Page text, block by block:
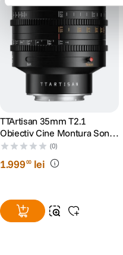
TTArtisan 35mm T2.1
Obiectiv Cine Montura Sony
E
(0)
1.99900 lei